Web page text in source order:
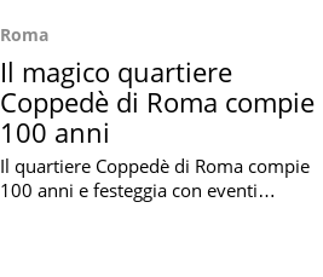
Roma
Il magico quartiere
Coppedè di Roma compie
100 anni
Il quartiere Coppedè di Roma compie
100 anni e festeggia con eventi